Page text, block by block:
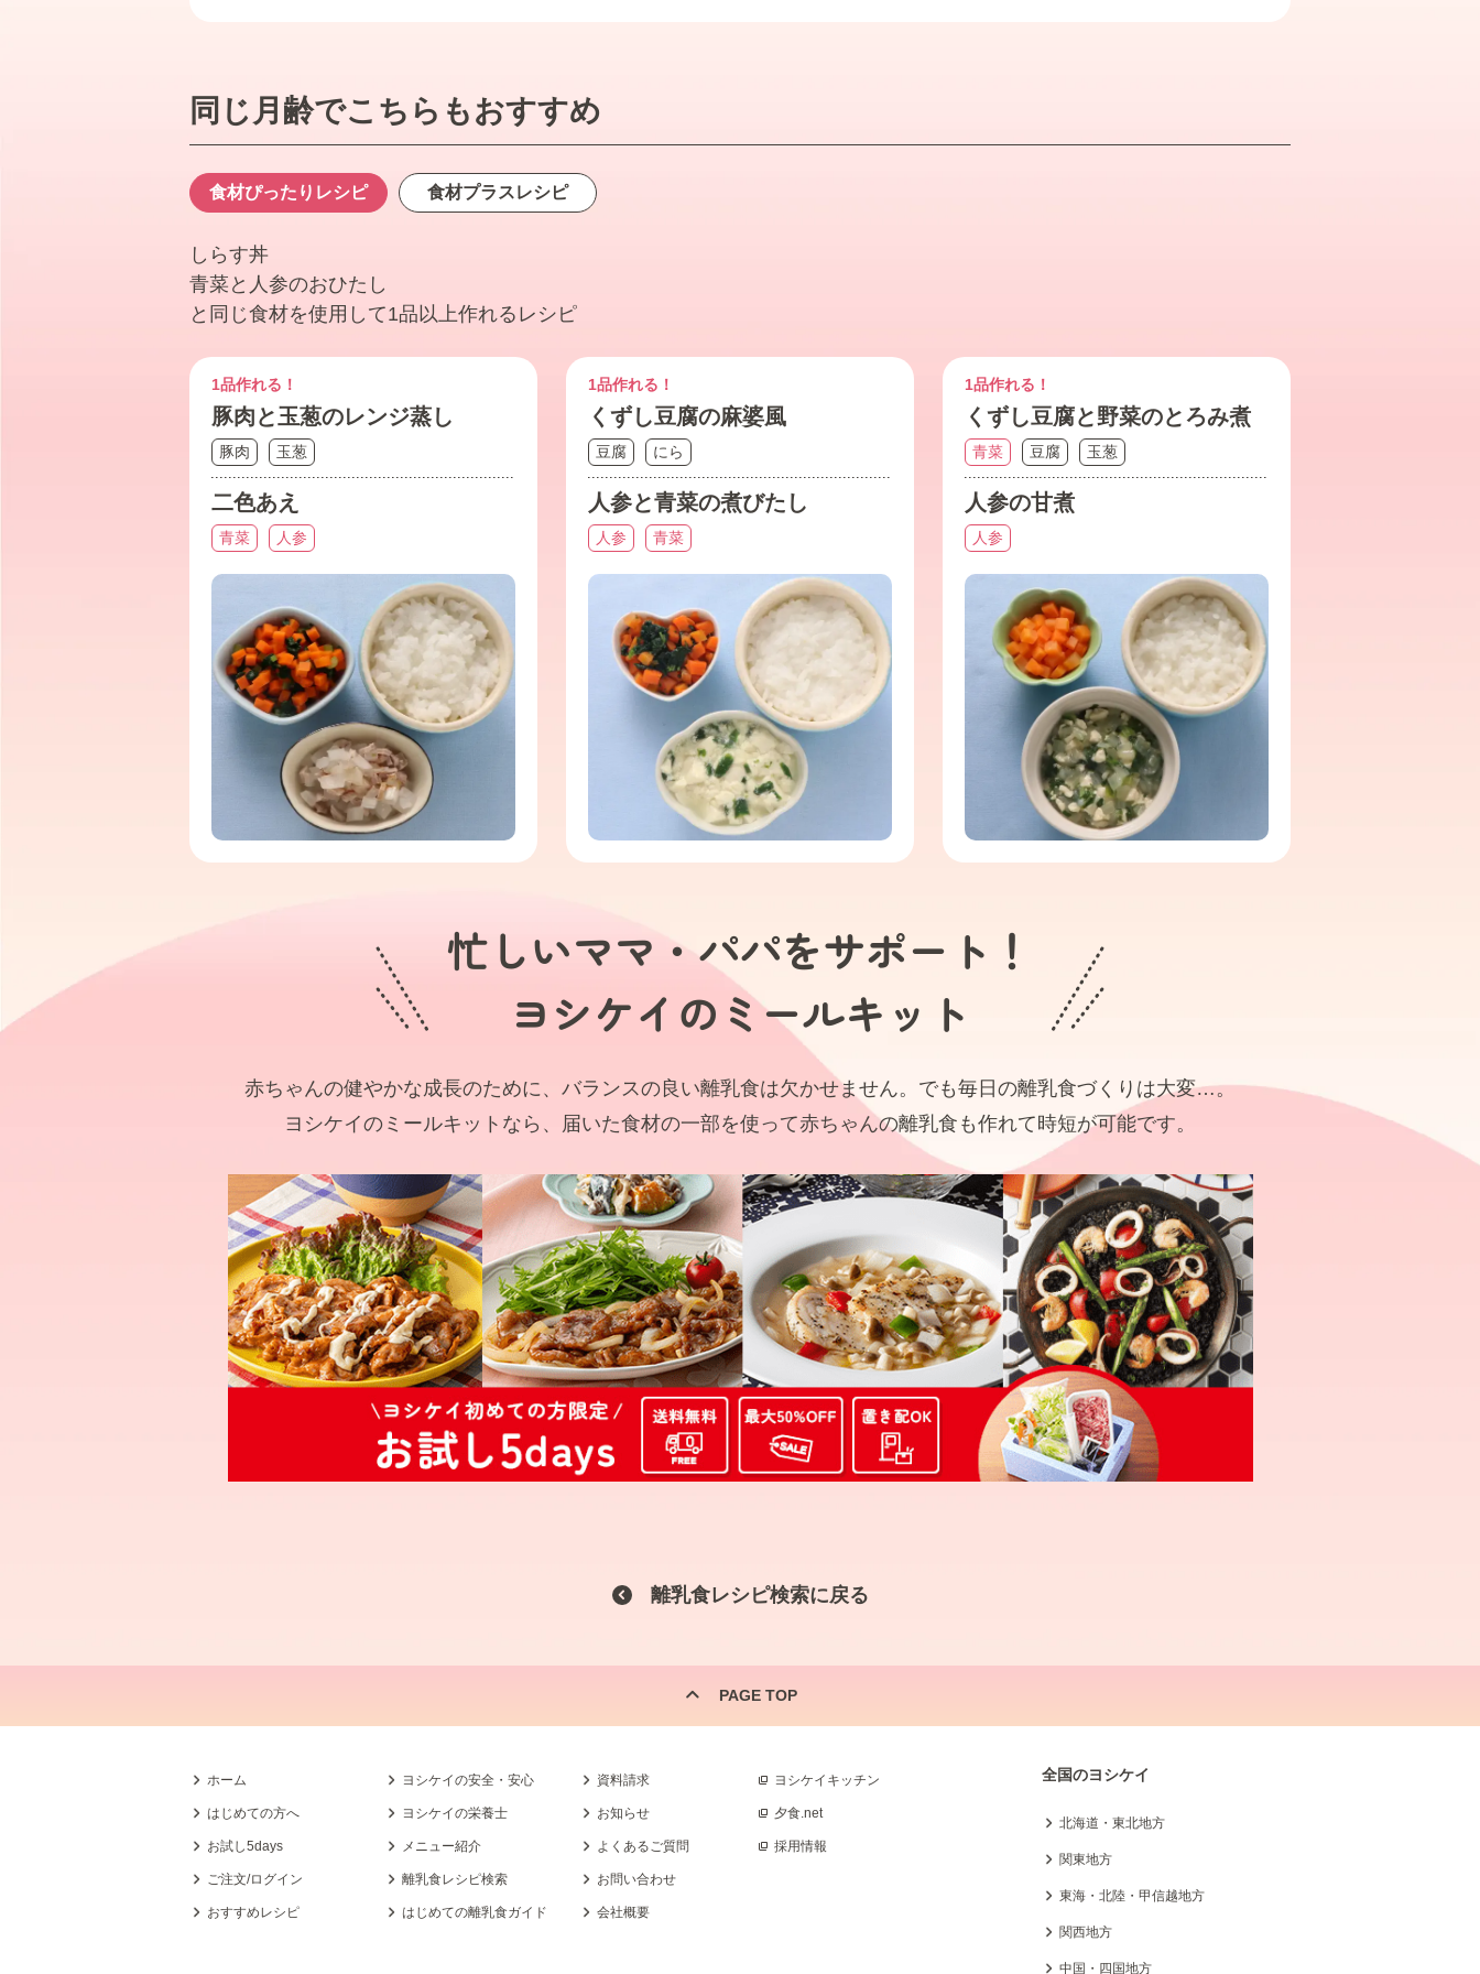
同じ月齢でこちらもおすすめ
食材ぴったり レシピ 食材プラスレシピ
しらす丼
青菜と人参のおひたし
と同じ食材を使用して1品以上作れるレシピ
1品作れる！
豚肉と玉葱のレンジ蒸し
豚肉 玉葱
二色あえ
青菜 人参
1品作れる！
くずし豆腐の麻婆風
豆腐 にら
人参と青菜の煮びたし
人参 青菜
1品作れる！
くずし豆腐と野菜のとろみ煮
青菜 豆腐 玉葱
人参の甘煮
人参
忙しいママ・パパをサポート！
ヨシケイの ミールキット
赤ちゃんの健やかな成長のために、バランスの良い離乳食は欠かせません。でも毎日の離乳食づくりは大変…。
ヨシケイのミールキットなら、届いた食材の一部を使って赤ちゃんの離乳食も作れて時短が可能です。
離乳食レシピ検索に戻る
PAGE TOP
ホーム
はじめての方へ
お試し5days
ご注文/ログイン
おすすめレシピ
ヨシケイの安全・安心
ヨシケイの栄養士
メニュー紹介
離乳食レシピ検索
はじめての離乳食ガイド
資料請求
お知らせ
よくあるご質問
お問い合わせ
会社概要
ヨシケイキッチン
夕食.net
採用情報
全国のヨシケイ
北海道・東北地方
関東地方
東海・北陸・甲信越地方
関西地方
中国・四国地方